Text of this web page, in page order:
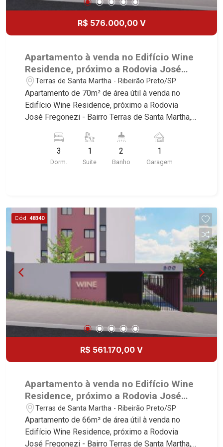
R$ 576.000,00 V
Apartamento à venda no Edifício Wine
Residence, próximo a Rodovia José
Fregonezi - Ribeirão Preto/SP.
Terras de Santa Martha - Ribeirão Preto/SP
Apartamento de 70m² de área útil à venda no
Edifício Wine Residence, próximo a Rodovia
José Fregonezi - Bairro Terras de Santa Martha,
deste imóvel que a Martinelli Imobiliária
selecionou para você: - 70m² de área útil - 3
dormitórios sendo 1 suíte - Banheiro social - Sala
Fiúsa, 1051 - Alto da Boa Vista | Ribeirão Preto.
3
Dorm.
1
Suite
2
Banho
1
Garagem
Cód. 48340
R$ 561.170,00 V
Apartamento à venda no Edifício Wine
Residence, próximo a Rodovia José
Fregonezi - Ribeirão Preto/SP.
Terras de Santa Martha - Ribeirão Preto/SP
Apartamento de 66m² de área útil à venda no
Edifício Wine Residence, próximo a Rodovia
José Fregonezi - Bairro Terras de Santa Martha,